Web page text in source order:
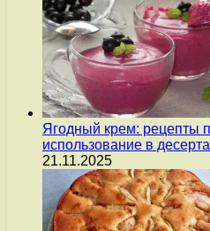
Ягодный крем: рецепты
использование в
21.11.2025